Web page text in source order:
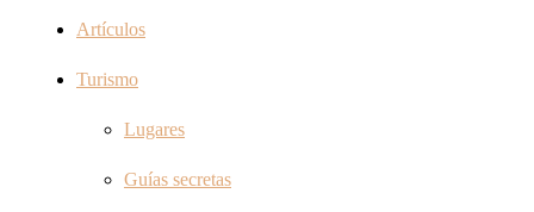
Artículos
Turismo
Lugares
Guías secretas